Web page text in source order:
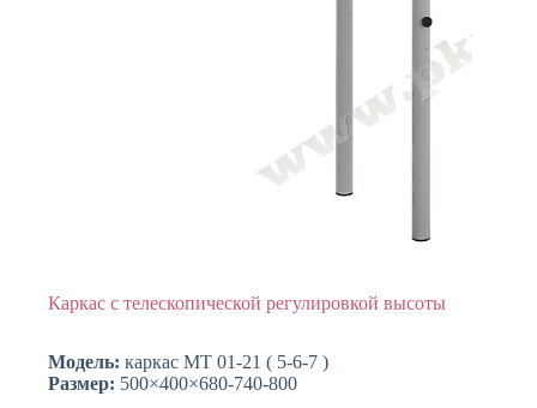
Каркас с телескопической регулировкой высоты
Модель: каркас МТ 01-21 ( 5-6-7 )
Размер: 500×400×680-740-800